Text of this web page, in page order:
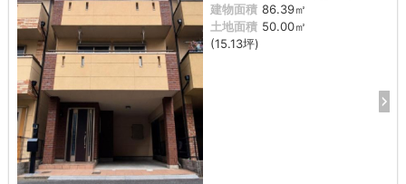
建物面積 86.39㎡
土地面積 50.00㎡
(15.13坪)